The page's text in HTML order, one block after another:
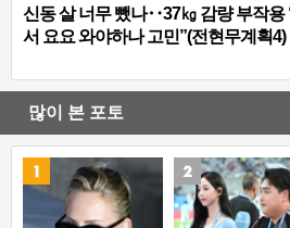
신동 살 너무 뺐나‥37㎏ 감량 부작용
서 요요 와야하나 고민”(전현무계획4)
많이 본 포토